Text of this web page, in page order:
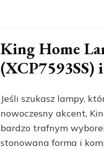
King Home
Jeśli szukasz lampy,
nowoczesny akcent,
bardzo trafnym
stonowana forma i